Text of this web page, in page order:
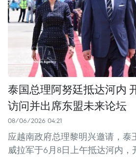
泰国总理阿努廷抵达河内
访问并出席东盟未来论坛
08/06/2026 04:21
应越南政府总理黎明兴邀请，泰
威拉军于6月8日上午抵达河内，